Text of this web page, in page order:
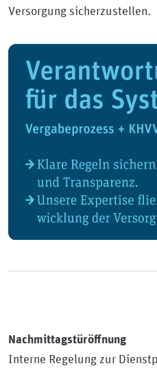
Versorgung sicherzustellen.
Nachmittagstüröffnung
Interne Regelung zur